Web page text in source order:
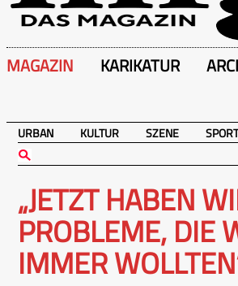
MAGAZIN KARIKATUR
URBAN KULTUR SZENE SPORT
„JETZT HABEN
PROBLEME, DIE
IMMER